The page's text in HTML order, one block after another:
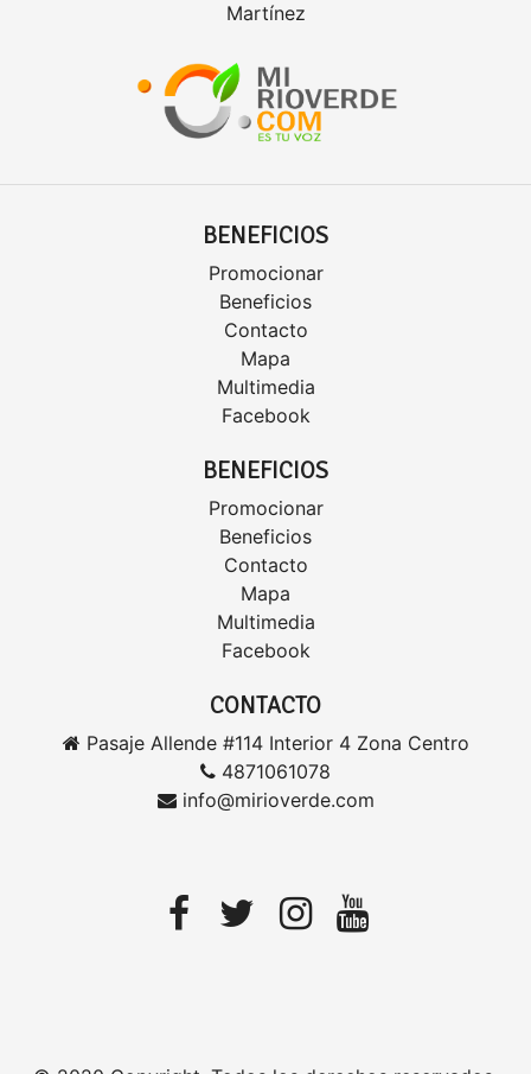
Martínez
BENEFICIOS
Promocionar
Beneficios
Contacto
Mapa
Multimedia
Facebook
BENEFICIOS
Promocionar
Beneficios
Contacto
Mapa
Multimedia
Facebook
CONTACTO
Pasaje Allende #114 Interior 4 Zona Centro
4871061078
info@mirioverde.com